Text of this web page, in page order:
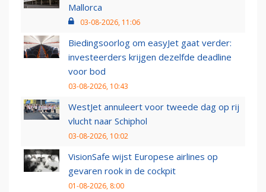
Mallorca
03-08-2026, 11:06
Biedingsoorlog om easyJet gaat verder:
investeerders krijgen dezelfde deadline
voor bod
03-08-2026, 10:43
WestJet annuleert voor tweede dag op rij
vlucht naar Schiphol
03-08-2026, 10:02
VisionSafe wijst Europese airlines op
gevaren rook in de cockpit
01-08-2026, 8:00